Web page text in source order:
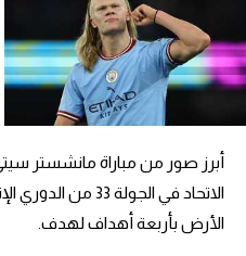
فيديو في الجول
أبرز صور من مباراة مانشستر
الاتحاد في الجولة
الأرض بأربعة أهداف لهدف.